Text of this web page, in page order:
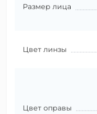
Размер лица
Цвет линзы
Цвет оправы